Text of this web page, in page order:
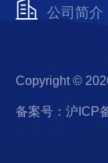
公司简介
Copyright ©
备案号：沪ICP